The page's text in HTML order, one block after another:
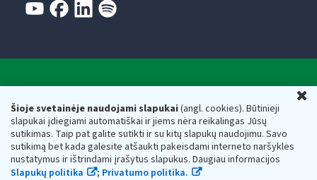
Šioje svetainėje naudojami slapukai(angl. cookies). Būtinieji
slapukai įdiegiami automatiškai ir jiems nėra reikalingas Jūsų
sutikimas. Taip pat galite sutikti ir su kitų slapukų naudojimu. Savo
sutikimą bet kada galėsite atšaukti pakeisdami interneto naršyklės
nustatymus ir ištrindami įrašytus slapukus. Daugiau informacijos
Slapukų politika
; Privatumo politika.
Valstybinė mokesčių inspekcija prie Lietuvos
Respublikos finansų ministerijos
Biudžetinė įstaiga. Juridinio asmens kodas — 188659752,
adresas: Vasario 16-osios g. 14, 01107 Vilnius, Lietuva, el.paštas:
vmi@vmi.lt , E. pristatymo dėžutės adresas 188659752
Duomenys apie Valstybinę mokesčių inspekciją prie Lietuvos
Respublikos finansų ministerijos kaupiami ir saugomi Juridinių